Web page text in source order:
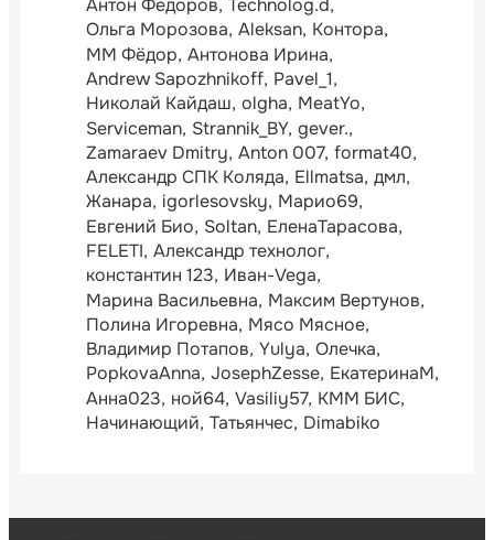
Антон Федоров Technolog.d
Ольга Морозова Aleksan Контора
ММ Фёдор Антонова Ирина
Andrew Sapozhnikoff Pavel_1
Николай Кайдаш olgha MeatYo
Serviceman Strannik_BY gever.
Zamaraev Dmitry Anton 007 format40
Александр СПК Коляда Ellmatsa дмл
Жанара igorlesovsky Марио69
Евгений Био Soltan ЕленаТарасова
FELETI Александр технолог
константин 123 Иван-Vega
Марина Васильевна Максим Вертунов
Полина Игоревна Мясо Мясное
Владимир Потапов Yulya Олечка
PopkovaAnna JosephZesse ЕкатеринаМ
Анна023 ной64 Vasiliy57 КММ БИС
Начинающий Татьянчес Dimabiko